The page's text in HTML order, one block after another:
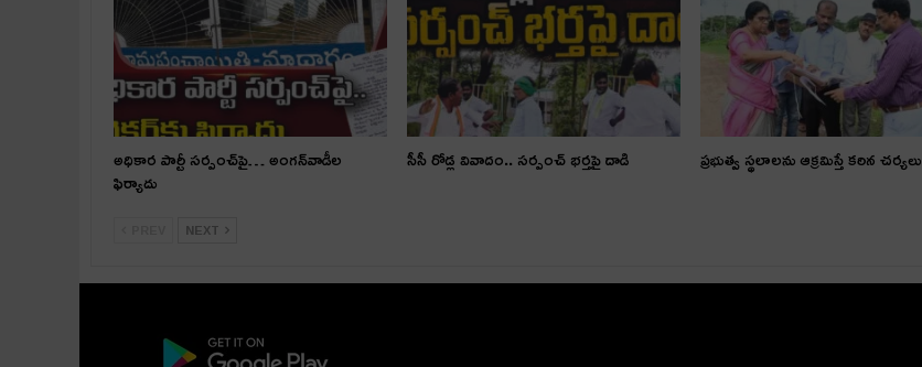
అధికార పార్టీ స‌ర్పంచ్‌పై… అంగ‌న్‌వాడీల
ఫిర్యాదు
సీసీ రోడ్ల వివాదం.. స‌ర్పంచ్ భ‌ర్త‌పై దాడి ప్రభుత్వ స్థలాలను ఆక్రమిస్తే కఠిన చర్యలు
NEXT